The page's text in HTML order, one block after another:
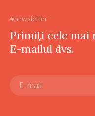
#newsletter
Primiți cele mai
E-mailul dvs.